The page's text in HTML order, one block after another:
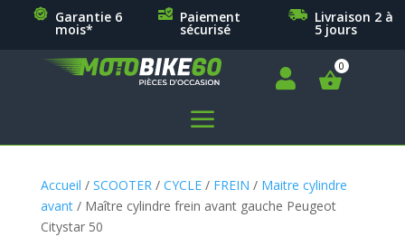
Garantie 6
mois*
Paiement
sécurisé
Livraison 2 à
5 jours

a
Accueil / SCOOTER / CYCLE/ FREIN / Maitre cylindre
avant/ Maître cylindre frein avant gauche Peugeot
Citystar 50